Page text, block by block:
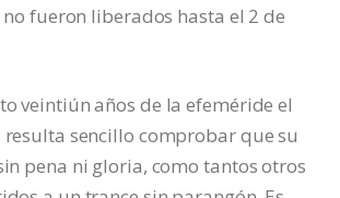
fueron liberados hasta el 2 de
veintiún años de la efeméride el
sencillo comprobar que su
pena ni gloria, como tantos otros